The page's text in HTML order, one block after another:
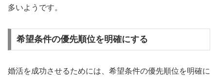
多いようです。
希望条件の優先順位を明確にする
婚活を成功させるためには、希望条件の優先順位を明確に